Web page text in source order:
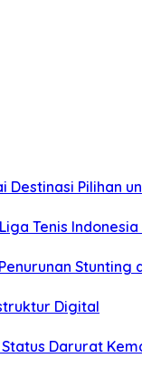
Pilihan
Tenis Indonesia
Stunting
Digital
Darurat